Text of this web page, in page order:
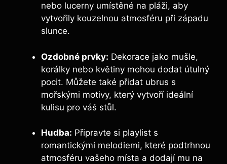
nebo lucerny umístěné na pláži, aby
vytvořily kouzelnou atmosféru při západu
slunce.
Ozdobné prvky: Dekorace jako mušle,
korálky nebo květiny mohou dodat útulný
pocit. Můžete také přidat ubrus s
mořskými motivy, který vytvoří ideální
kulisu pro váš stůl.
Hudba: Připravte si playlist s
romantickými melodiemi, které podtrhnou
atmosféru vašeho místa a dodají mu na